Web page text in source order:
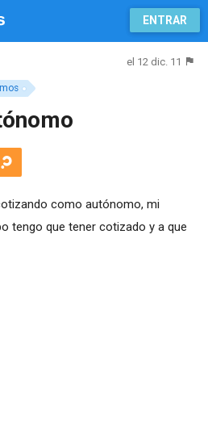
ENTRAR
el 12 dic. 11
como autónomo, mi
tengo que tener cotizado y a que